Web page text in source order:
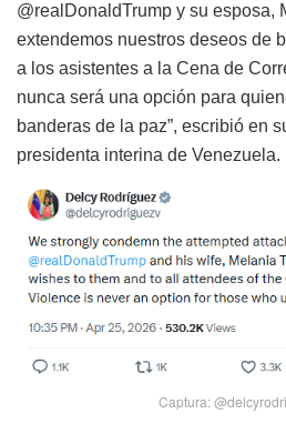
@realDonaldTrump y su esposa,
extendemos nuestros deseos de
a los asistentes a la Cena de
nunca será una opción para
banderas de la paz”, escribió en
presidenta interina de Venezuela.
Captura: